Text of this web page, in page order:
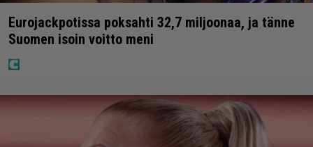
Eurojackpotissa poksahti 32,7 miljoonaa, ja tänne
Suomen isoin voitto meni